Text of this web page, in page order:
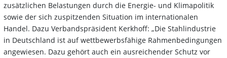
zusätzlichen Belastungen durch die Energie- und Klimapolitik
sowie der sich zuspitzenden Situation im internationalen
Handel. Dazu Verbandspräsident Kerkhoff: „Die Stahlindustrie
in Deutschland ist auf wettbewerbsfähige Rahmenbedingungen
angewiesen. Dazu gehört auch ein ausreichender Schutz vor